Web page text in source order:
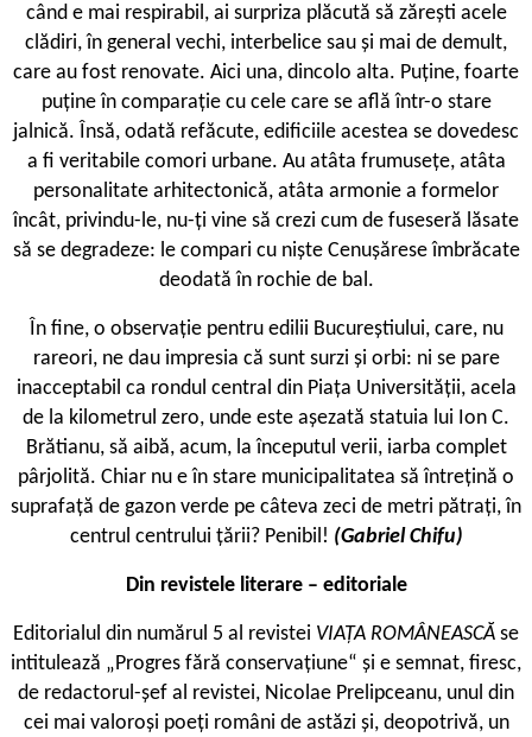
când e mai respirabil, ai surpriza plăcută să zărești acele
clădiri, în general vechi, interbelice sau și mai de demult,
care au fost renovate. Aici una, dincolo alta. Puține, foarte
puține în comparație cu cele care se află într-o stare
jalnică. Însă, odată refăcute, edificiile acestea se dovedesc
a fi veritabile comori urbane. Au atâta frumusețe, atâta
personalitate arhitectonică, atâta armonie a formelor
încât, privindu-le, nu-ți vine să crezi cum de fuseseră lăsate
să se degradeze: le compari cu niște Cenușărese îmbrăcate
deodată în rochie de bal.
În fine, o observație pentru edilii Bucureștiului, care, nu
rareori, ne dau impresia că sunt surzi și orbi: ni se pare
inacceptabil ca rondul central din Piața Universității, acela
de la kilometrul zero, unde este așezată statuia lui Ion C.
Brătianu, să aibă, acum, la începutul verii, iarba complet
pârjolită. Chiar nu e în stare municipalitatea să întrețină o
suprafață de gazon verde pe câteva zeci de metri pătrați, în
centrul centrului țării? Penibil! (Gabriel Chifu)
Din revistele literare – editoriale
Editorialul din numărul 5 al revistei VIAȚA ROMÂNEASCĂ se
intitulează „Progres fără conservațiune“ și e semnat, firesc,
de redactorul-șef al revistei, Nicolae Prelipceanu, unul din
cei mai valoroși poeți români de astăzi și, deopotrivă, un